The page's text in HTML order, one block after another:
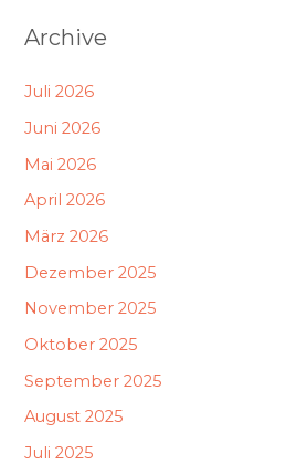
Archive
Juli 2026
Juni 2026
Mai 2026
April 2026
März 2026
Dezember 2025
November 2025
Oktober 2025
September 2025
August 2025
Juli 2025